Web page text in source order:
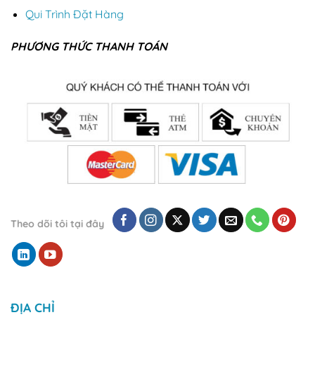
Qui Trình Đặt Hàng
PHƯƠNG THỨC THANH TOÁN
Theo dõi tôi tại đây
ĐỊA CHỈ